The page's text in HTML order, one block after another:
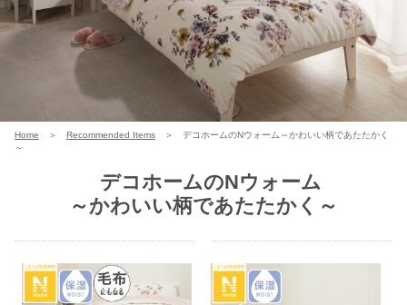
Home ＞ Recommended Items ＞ デコホームのNウォーム～かわいい柄であたたかく
～
デコホームのNウォーム
～かわいい柄であたたかく～